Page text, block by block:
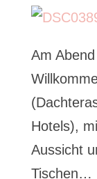
Am
Hotels),
Aussicht
Tischen…